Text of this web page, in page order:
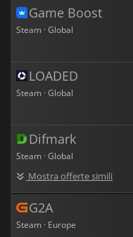
Game Boost
Steam · Global
LOADED
Steam · Global
Difmark
Steam · Global
Mostra offerte simili
G2A
Steam · Europe